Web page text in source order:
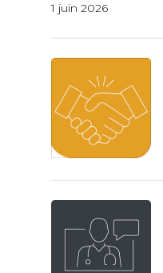
1 juin 2026